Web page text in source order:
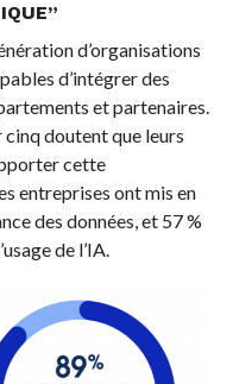
d’organisations
d’intégrer des
et partenaires.
doutent que leurs
cette
entreprises ont mis en
des données, et 57 %
de l’IA.